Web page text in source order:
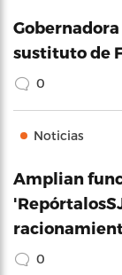
sustituto de
0
Noticias
Amplian
0